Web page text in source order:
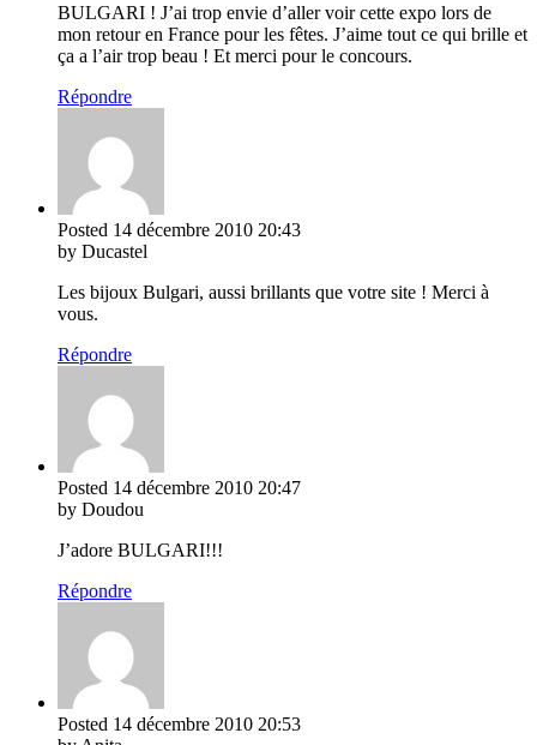
BULGARI ! J’ai trop envie d’aller voir cette expo lors de
mon retour en France pour les fêtes. J’aime tout ce qui brille et
ça a l’air trop beau ! Et merci pour le concours.
Répondre
Posted 14 décembre 2010 20:43
by Ducastel
Les bijoux Bulgari, aussi brillants que votre site ! Merci à
vous.
Répondre
Posted 14 décembre 2010 20:47
by Doudou
J’adore BULGARI!!!
Répondre
Posted 14 décembre 2010 20:53